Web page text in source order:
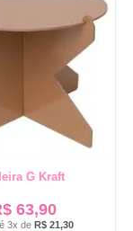
G Kraft
63,90
3x de R$21,30